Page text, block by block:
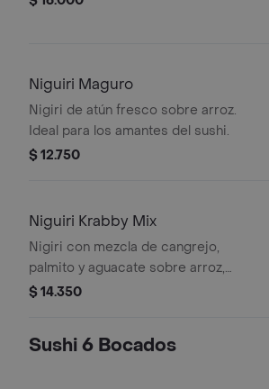
Niguiri Maguro
Nigiri de atún fresco sobre arroz.
Ideal para los amantes del sushi.
$ 12.750
Niguiri Krabby Mix
Nigiri con mezcla de cangrejo,
palmito y aguacate sobre arroz,
envuelto en alga nori.
$ 14.350
Sushi 6 Bocados